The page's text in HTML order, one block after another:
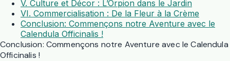
V. Culture et Décor : L’Orpion dans le Jardin
VI. Commercialisation : De la Fleur à la Crème
Conclusion: Commençons notre Aventure avec le
Calendula Officinalis !
Conclusion: Commençons notre Aventure avec le Calendula
Officinalis !